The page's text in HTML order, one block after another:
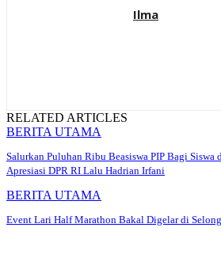
Ilma
RELATED ARTICLES
BERITA UTAMA
Salurkan Puluhan Ribu Beasiswa PIP Bagi
Apresiasi DPR RI Lalu Hadrian Irfani
BERITA UTAMA
Event Lari Half Marathon Bakal Digelar di